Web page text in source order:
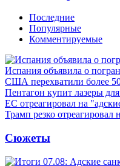
Последние
Популярные
Комментируемые
Испания объявила о
США перехватили более
Пентагон купит лазеры
ЕС отреагировал на
Трамп резко отреагировал
Сюжеты